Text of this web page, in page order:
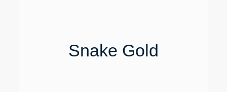
Snake Gold